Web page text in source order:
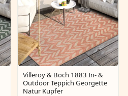
Villeroy & Boch 1883 In- &
Outdoor Teppich Georgette
Natur Kupfer